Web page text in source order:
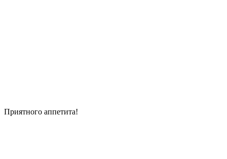
Приятного аппетита!